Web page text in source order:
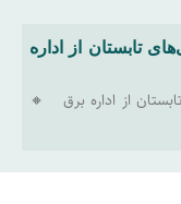
تابستان از اداره
از اداره برق 🔸